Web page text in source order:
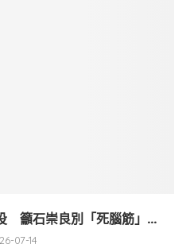
籲石崇良別「死腦筋」...
07-14